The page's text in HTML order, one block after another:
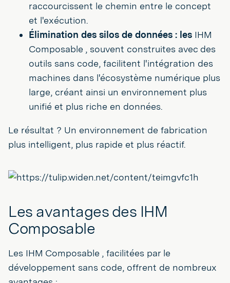
raccourcissent le chemin entre le concept
et l'exécution.
Élimination des silos de données : les IHM
Composable , souvent construites avec des
outils sans code, facilitent l'intégration des
machines dans l'écosystème numérique plus
large, créant ainsi un environnement plus
unifié et plus riche en données.
Le résultat ? Un environnement de fabrication
plus intelligent, plus rapide et plus réactif.
Les avantages des IHM
Composable
Les IHM Composable , facilitées par le
développement sans code, offrent de nombreux